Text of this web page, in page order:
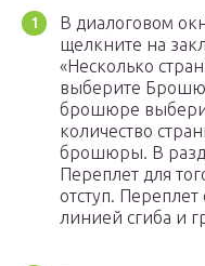
В диалоговом
щелкните на
«Несколько
выберите
брошюре
количество
брошюры. В
Переплет для
отступ.
линией сгиба и